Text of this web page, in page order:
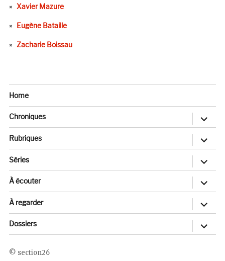
Xavier Mazure
Eugène Bataille
Zacharie Boissau
Home
Chroniques
ouvrir
sous-
menu
Rubriques
ouvrir
sous-
menu
Séries
ouvrir
sous-
menu
À écouter
ouvrir
le
sous-
menu
À regarder
ouvrir
sous-
menu
Dossiers
ouvrir
sous-
section26